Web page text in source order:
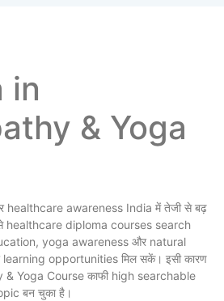
in
& Yoga
awareness India में तेजी से बढ़
healthcare diploma courses search
yoga awareness और natural
opportunities मिल सकें। इसी कारण
Yoga Course काफी high searchable
बन चुका है।